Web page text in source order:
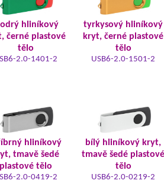
hliníkový
černé plastové
tělo
2.0-1401-2
tyrkysový hliníkový
kryt, černé plastové
tělo
USB6-2.0-1501-2
hliníkový
tmavě šedé
plastové tělo
2.0-0419-2
bílý hliníkový kryt,
tmavě šedé plastové
tělo
USB6-2.0-0219-2